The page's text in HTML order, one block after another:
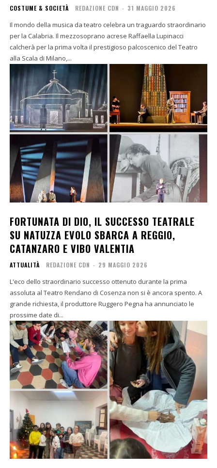
COSTUME & SOCIETÀ REDAZIONE CDN - 31 MAGGIO 2026
Il mondo della musica da teatro celebra un traguardo straordinario
per la Calabria. Il mezzosoprano acrese Raffaella Lupinacci
calcherà per la prima volta il prestigioso palcoscenico del Teatro
alla Scala di Milano,...
FORTUNATA DI DIO, IL SUCCESSO TEATRALE
SU NATUZZA EVOLO SBARCA A REGGIO,
CATANZARO E VIBO VALENTIA
ATTUALITÀ REDAZIONE CDN - 29 MAGGIO 2026
L'eco dello straordinario successo ottenuto durante la prima
assoluta al Teatro Rendano di Cosenza non si è ancora spento. A
grande richiesta, il produttore Ruggero Pegna ha annunciato le
prossime date di...